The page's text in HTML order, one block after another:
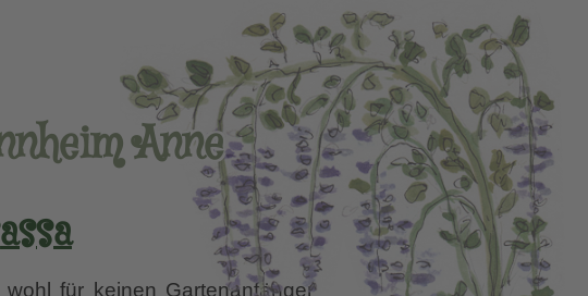
Anne
für keinen Gartenanfänger